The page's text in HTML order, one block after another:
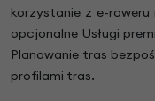
korzystanie z e-
opcjonalne Usługi
Planowanie tras
profilami tras.